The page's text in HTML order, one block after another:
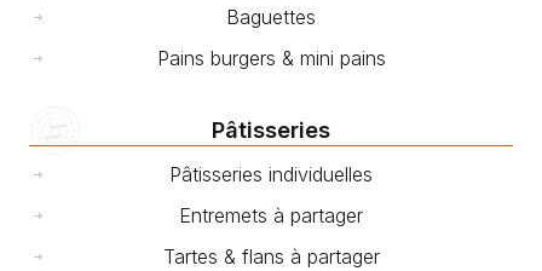
Baguettes
Pains burgers & mini pains
Pâtisseries
Pâtisseries individuelles
Entremets à partager
Tartes & flans à partager